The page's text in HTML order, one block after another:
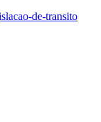
de-transito